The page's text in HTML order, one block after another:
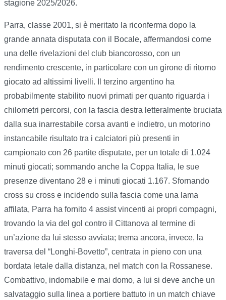
stagione 2025/2026.
Parra, classe 2001, si è meritato la riconferma dopo la
grande annata disputata con il Bocale, affermandosi come
una delle rivelazioni del club biancorosso, con un
rendimento crescente, in particolare con un girone di ritorno
giocato ad altissimi livelli. Il terzino argentino ha
probabilmente stabilito nuovi primati per quanto riguarda i
chilometri percorsi, con la fascia destra letteralmente bruciata
dalla sua inarrestabile corsa avanti e indietro, un motorino
instancabile risultato tra i calciatori più presenti in
campionato con 26 partite disputate, per un totale di 1.024
minuti giocati; sommando anche la Coppa Italia, le sue
presenze diventano 28 e i minuti giocati 1.167. Sfornando
cross su cross e incidendo sulla fascia come una lama
affilata, Parra ha fornito 4 assist vincenti ai propri compagni,
trovando la via del gol contro il Cittanova al termine di
un’azione da lui stesso avviata; trema ancora, invece, la
traversa del “Longhi-Bovetto”, centrata in pieno con una
bordata letale dalla distanza, nel match con la Rossanese.
Combattivo, indomabile e mai domo, a lui si deve anche un
salvataggio sulla linea a portiere battuto in un match chiave